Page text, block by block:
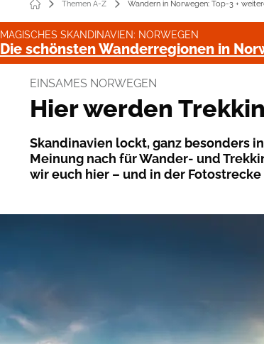
Themen A-Z Wandern in Norwegen: Top-3 +
MAGISCHES SKANDINAVIEN: NORWEGEN
Die schönsten Wanderregionen in
EINSAMES NORWEGEN
Hier werden
Skandinavien lockt, ganz besonders
Meinung nach für Wander- und
wir euch hier – und in der Fotostrecke